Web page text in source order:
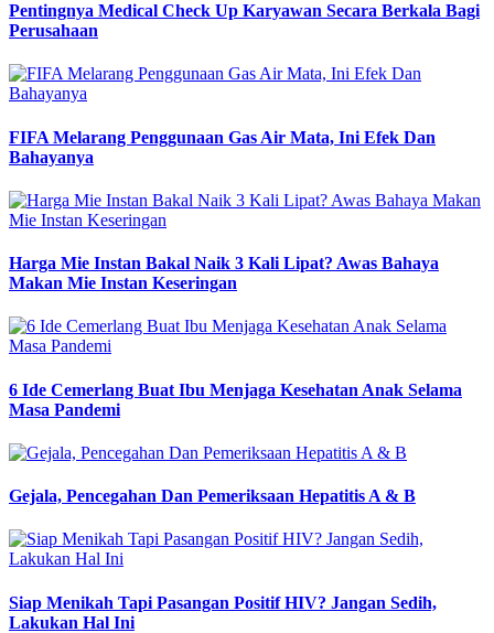
Pentingnya Medical Check Up Karyawan Secara Berkala Bagi
Perusahaan
FIFA Melarang Penggunaan Gas Air Mata, Ini Efek Dan
Bahayanya
Harga Mie Instan Bakal Naik 3 Kali Lipat? Awas Bahaya
Makan Mie Instan Keseringan
6 Ide Cemerlang Buat Ibu Menjaga Kesehatan Anak Selama
Masa Pandemi
Gejala, Pencegahan Dan Pemeriksaan Hepatitis A & B
Siap Menikah Tapi Pasangan Positif HIV? Jangan Sedih,
Lakukan Hal Ini